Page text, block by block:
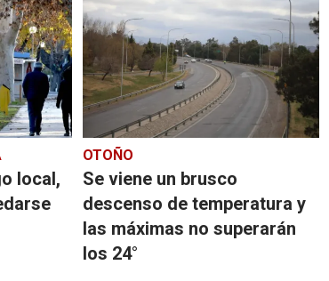
local,
OTOÑO
Se viene un brusco
descenso de temperatura y
las máximas no superarán
los 24°